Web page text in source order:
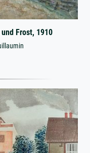
Frost, 1910